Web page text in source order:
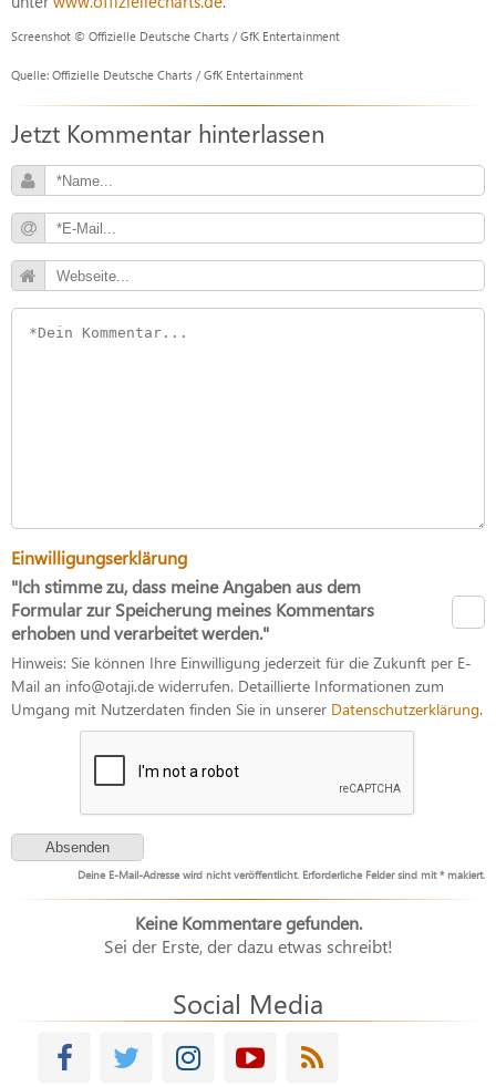
Screenshot © Offizielle Deutsche Charts / GfK Entertainment
Quelle: Offizielle Deutsche Charts / GfK Entertainment
Jetzt Kommentar hinterlassen
Einwilligungserklärung
"Ich stimme zu, dass meine Angaben aus dem
Formular zur Speicherung meines Kommentars
erhoben und verarbeitet werden."
Hinweis: Sie können Ihre Einwilligung jederzeit für die Zukunft per E-
Mail an info@otaji.de widerrufen. Detaillierte Informationen zum
Umgang mit Nutzerdaten finden Sie in unserer Datenschutzerklärung.
Deine E-Mail-Adresse wird nicht veröffentlicht. Erforderliche Felder sind mit * makiert.
Keine Kommentare gefunden.
Sei der Erste, der dazu etwas schreibt!
Social Media